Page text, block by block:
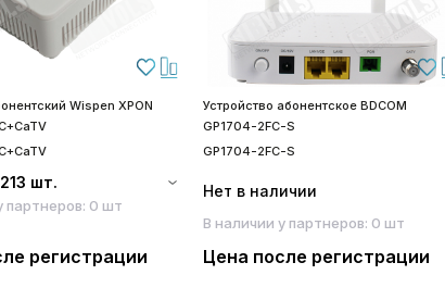
Wispen XPON
213 шт.
партнеров: 0 шт
регистрации
Устройство абонентское BDCOM
GP1704-2FC-S
GP1704-2FC-S
Нет в наличии
В наличии у партнеров: 0 шт
Цена после регистрации